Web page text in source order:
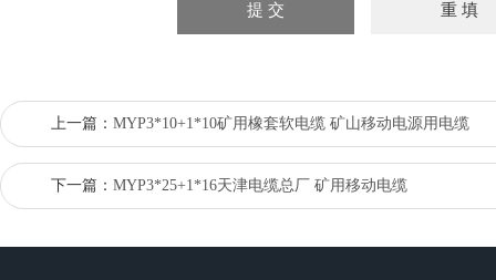
上一篇： MYP3*10+1*10矿用橡套软电缆 矿山移动电源用电缆
下一篇： MYP3*25+1*16天津电缆总厂 矿用移动电缆